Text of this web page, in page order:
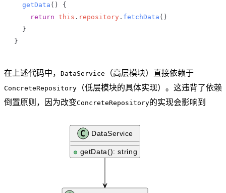
  getData
() {
    return
this . repository . fetchData ()
  }
}
在上述代码中， DataService （高层模块）直接依赖于
ConcreteRepository （低层模块的具体实现）。这违背了依赖
倒置原则，因为改变ConcreteRepository的实现会影响到